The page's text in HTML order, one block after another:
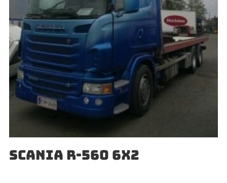
SCANIA R-560 6X2